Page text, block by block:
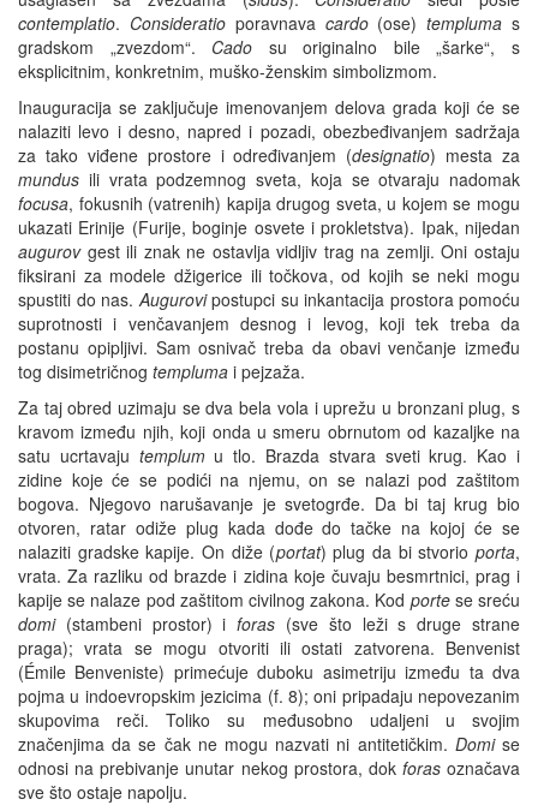
contemplatio. Consideratioporavnava cardo(ose)templuma s
gradskom „zvezdom“. Cado su originalno bile „šarke“, s
eksplicitnim, konkretnim, muško-ženskim simbolizmom.
Inauguracija se zaključuje imenovanjem delova grada koji će se
nalaziti levo i desno, napred i pozadi, obezbeđivanjem sadržaja
za tako viđene prostore i određivanjem (designatio) mesta za
mundus ili vrata podzemnog sveta, koja se otvaraju nadomak
focusa, fokusnih (vatrenih) kapija drugog sveta, u kojem se mogu
ukazati Erinije (Furije, boginje osvete i prokletstva). Ipak, nijedan
augurovgest ili znak ne ostavlja vidljiv trag na zemlji. Oni ostaju
fiksirani za modele džigerice ili točkova, od kojih se neki mogu
spustiti do nas. Augurovipostupci su inkantacija prostora pomoću
suprotnosti i venčavanjem desnog i levog, koji tek treba da
postanu opipljivi. Sam osnivač treba da obavi venčanje između
tog disimetričnog templuma i pejzaža.
Za taj obred uzimaju se dva bela vola i uprežu u bronzani plug, s
kravom između njih, koji onda u smeru obrnutom od kazaljke na
satu ucrtavaju templumu tlo. Brazda stvara sveti krug. Kao i
zidine koje će se podići na njemu, on se nalazi pod zaštitom
bogova. Njegovo narušavanje je svetogrđe. Da bi taj krug bio
otvoren, ratar odiže plug kada dođe do tačke na kojoj će se
nalaziti gradske kapije. On diže (portat) plug da bi stvorio porta,
vrata. Za razliku od brazde i zidina koje čuvaju besmrtnici, prag i
kapije se nalaze pod zaštitom civilnog zakona. Kod portese sreću
domi(stambeni prostor) iforas (sve što leži s druge strane
praga); vrata se mogu otvoriti ili ostati zatvorena. Benvenist
(Émile Benveniste) primećuje duboku asimetriju između ta dva
pojma u indoevropskim jezicima (f. 8); oni pripadaju nepovezanim
skupovima reči. Toliko su međusobno udaljeni u svojim
značenjima da se čak ne mogu nazvati ni antitetičkim. Domise
odnosi na prebivanje unutar nekog prostora, dok forasoznačava
sve što ostaje napolju.